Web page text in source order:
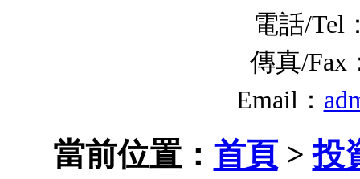
電話/Tel
傳真/Fax
Email：
當前位置： 首頁>投